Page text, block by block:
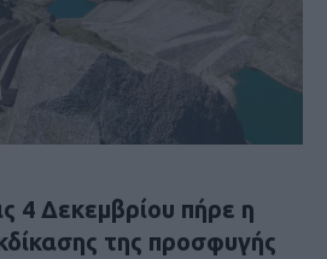
4 Δεκεμβρίου πήρε η
της προσφυγής